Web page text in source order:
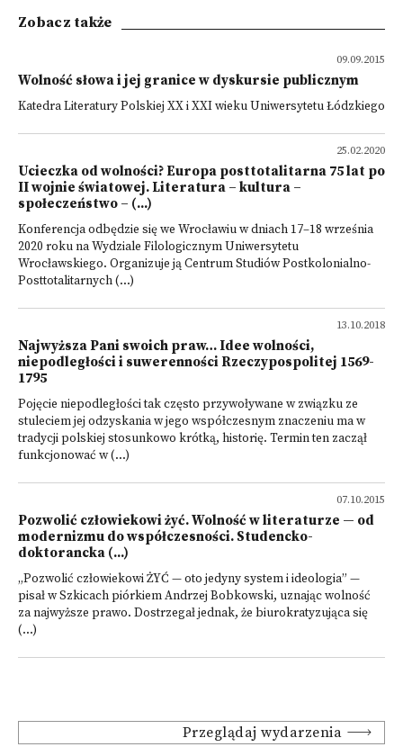
Zobacz także
09.09.2015
Wolność słowa i jej granice w dyskursie publicznym
Katedra Literatury Polskiej XX i XXI wieku Uniwersytetu Łódzkiego
25.02.2020
Ucieczka od wolności? Europa posttotalitarna 75 lat po
II wojnie światowej. Literatura – kultura –
społeczeństwo – (...)
Konferencja odbędzie się we Wrocławiu w dniach 17–18 września
2020 roku na Wydziale Filologicznym Uniwersytetu
Wrocławskiego. Organizuje ją Centrum Studiów Postkolonialno-
Posttotalitarnych (...)
13.10.2018
Najwyższa Pani swoich praw… Idee wolności,
niepodległości i suwerenności Rzeczypospolitej 1569-
1795
Pojęcie niepodległości tak często przywoływane w związku ze
stuleciem jej odzyskania w jego współczesnym znaczeniu ma w
tradycji polskiej stosunkowo krótką, historię. Termin ten zaczął
funkcjonować w (...)
07.10.2015
Pozwolić człowiekowi żyć. Wolność w literaturze — od
modernizmu do współczesności. Studencko-
doktorancka (...)
„Pozwolić człowiekowi ŻYĆ — oto jedyny system i ideologia” —
pisał w Szkicach piórkiem Andrzej Bobkowski, uznając wolność
za najwyższe prawo. Dostrzegał jednak, że biurokratyzująca się
(...)
Przeglądaj wydarzenia